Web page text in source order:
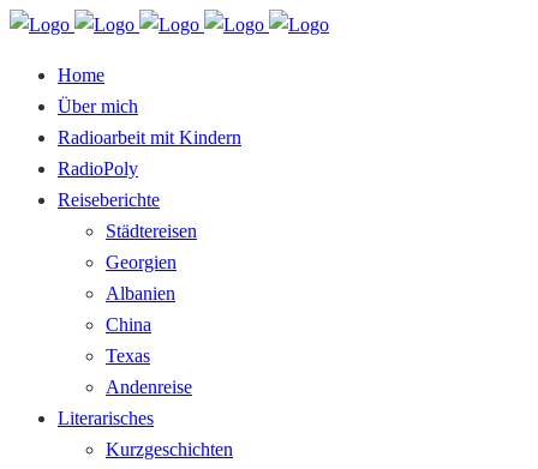
Home
Über mich
Radioarbeit mit Kindern
RadioPoly
Reiseberichte
Städtereisen
Georgien
Albanien
China
Texas
Andenreise
Literarisches
Kurzgeschichten